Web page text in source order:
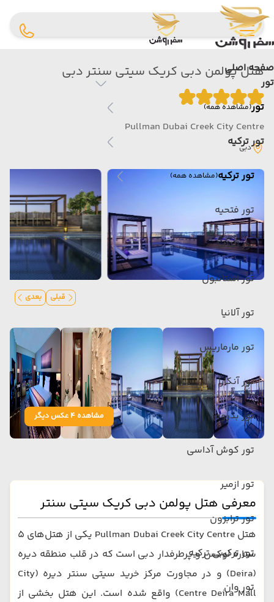
صفحه اصلی
تور
تور(مشاهده همه)
تور ترکیه
تور ترکیه(مشاهده همه)
تور فتحیه
تور آنتالیا
تور استانبول
تور آلانیا
تور مارماریس
تور آنکارا
تور بدروم
تور کوش آداسی
تور ازمیر
تور ترابزون
تور ترکیبی ترکیه
تور وان
هتل پولمن دبی کریک سیتی سنتر دبی
Pullman Dubai Creek City Centre
دبی
قبلی بعدی
مشاهده 4 عکس دیگر
معرفی هتل پولمن دبی کریک سیتی سنتر
هتل Pullman Dubai Creek City Centre یکی از هتل‌های ۵
ستاره لوکس و پرطرفدار دبی است که در قلب منطقه دیره
(Deira) و در مجاورت مرکز خرید سیتی سنتر دیره (City
Centre Deira Mall) واقع شده است. این هتل بخشی از